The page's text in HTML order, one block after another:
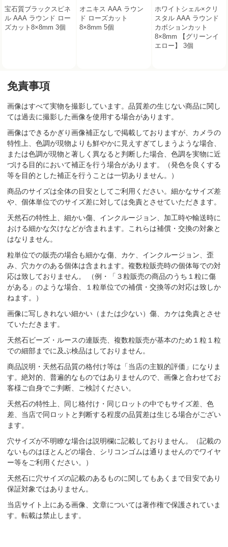
宝石質ブラックスピネ
ル AAA ラウンド ロー
ズカット8×8mm 3個
オニキス AAA ラウン
ド ローズカット
8×8mm 5個
ホワイトシェル×クリ
スタル AAA ラウンド
カボションカット
8×8mm 【グリーンイ
エロー】 3個
免責事項
画像はすべて実物を撮影しています。品質差の生じない商品に関し
ては過去に撮影した画像を使用する場合があります。
画像はできるかぎり画像補正なしで掲載しておりますが、カメラの
特性上、色調が現物よりも鮮やかに見えすぎてしまうような場合、
または色調が現物と著しく異なると判断した場合、色調を実物に近
づける目的において補正を行う場合があります。（発色を良くする
等を目的とした補正を行うことは一切ありません。）
商品のサイズは全体の目安としてご利用ください。細かなサイズ差
や、個体単位でのサイズ差に対しては免責とさせていただきます。
天然石の特性上、細かい傷、インクルージョン、加工時や輸送時に
おける細かな欠けなどが含まれます。これらは補償・交換の対象と
はなりません。
粒単位での販売の場合も細かな傷、カケ、インクルージョン、歪
み、穴カケのある個体は含まれます。複数粒販売時の個体毎での対
応は致しておりません。 （例・「３粒販売の商品のうち１粒に傷
がある」のような場合、１粒単位での補償・交換等の対応は致しか
ねます。）
画像に写しきれない細かい（または少ない）傷、カケは免責とさせ
ていただきます。
天然石ビーズ・ルースの連販売、複数粒販売が基本のため１粒１粒
での細部までに及ぶ検品はしておりません。
商品説明・天然石品質の格付け等は「当店の主観的評価」になりま
す。絶対的、普遍的なものではありませんので、画像と合わせてお
客様ご自身でご判断、ご検討ください。
天然石の特性上、同じ格付け・同じロットの中でもサイズ差、色
差、当店で同ロットと判断する程度の品質差は生じる場合がござい
ます。
穴サイズが不明瞭な場合は説明欄に記載しておりません。（記載の
ないものはほとんどの場合、シリコンゴムは通りませんのでワイヤ
ー等をご利用ください。）
天然石に穴サイズの記載のあるものに関してもあくまで目安であり
保証対象ではありません。
当店サイト上にある画像、文章については著作権で保護されていま
す。転載は禁止します。